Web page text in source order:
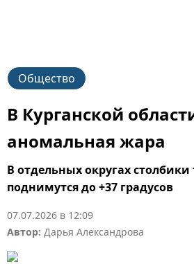
Общество
В Курганской
аномальная жара
В отдельных округах
поднимутся до +37 градусов
07.07.2026 в 12:09
Автор: Дарья Александрова